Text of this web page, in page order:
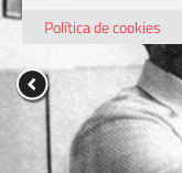
Política de cookies